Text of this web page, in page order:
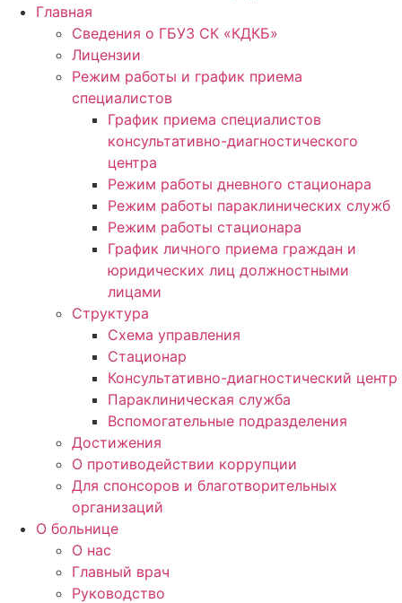
Главная
Сведения о ГБУЗ СК «КДКБ»
Лицензии
Режим работы и график приема
специалистов
График приема специалистов
консультативно-диагностического
центра
Режим работы дневного стационара
Режим работы параклинических служб
Режим работы стационара
График личного приема граждан и
юридических лиц должностными
лицами
Структура
Схема управления
Стационар
Консультативно-диагностический центр
Параклиническая служба
Вспомогательные подразделения
Достижения
О противодействии коррупции
Для спонсоров и благотворительных
организаций
О больнице
О нас
Главный врач
Руководство